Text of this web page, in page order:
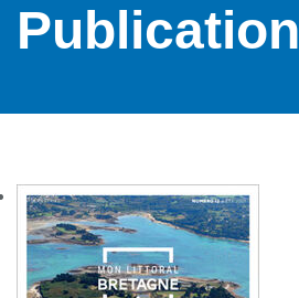
Publication